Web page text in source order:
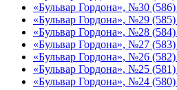
«Бульвар Гордона», №30
«Бульвар Гордона», №29
«Бульвар Гордона», №28
«Бульвар Гордона», №27
«Бульвар Гордона», №26
«Бульвар Гордона», №25
«Бульвар Гордона», №24